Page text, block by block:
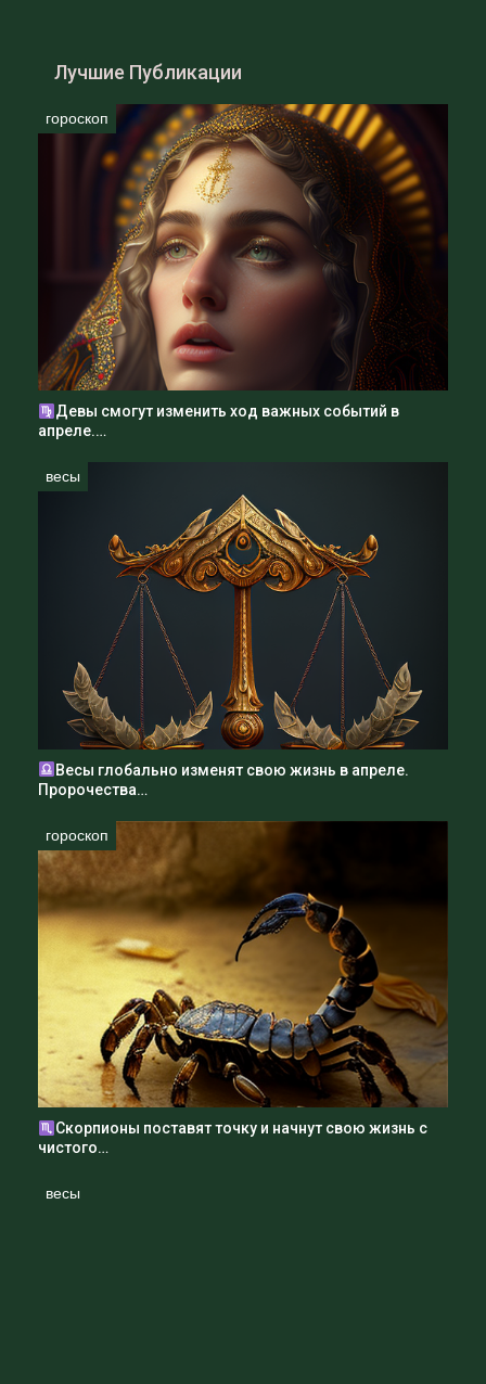
Важно отметить, что Ангел-хранитель не
является исключительным источником
помощи для Тельцов. Он предоставляет
руководство и поддержку, но их жизненный
опыт и усилия также играют важную роль в
достижении целей.
Тельцы должны работать над собой, развивать свои
навыки и таланты, чтобы использовать потенциал,
который предоставляет Ангел-хранитель.
Ангел-хранитель Анэль — это невидимая сила,
которая связана с Тельцами с момента их
их на путь к успеху, дает силу и мудрость в
трудные моменты, помогает находить равновесие
в жизни и достигать целей.
Ангел-хранитель помогает Тельцам раскрыть
свой потенциал, научиться использовать свои
сильные стороны и преодолевать слабости.
Благодаря Ангелу-хранителю, Тельцы обретают
уверенность в себе и своих действиях, что делает
их более успешными в жизни.
Но важно помнить, что Ангел-хранитель не
является единственным источником помощи и
поддержки в жизни.
Важно научиться самостоятельно принимать
решения и действовать в соответствии со своими
истинного успеха в жизни и стать счастливым.
Ангел-хранитель Анэль помогает Тельцам во
многих аспектах жизни, начиная от поддержки и
защиты от негативных влияний, и заканчивая
направлением на правильный путь в жизни,
помощью в здоровом образе жизни и принятии
верных решений.
Благодаря этому ангелу-хранителю, Тельцы могут
обрести уверенность в себе и своих действиях,
достигать своих целей и стать успешными в жизни. Но
важно помнить, что их собственный жизненный опыт и
усилия также играют важную роль в достижении успеха
и счастья.
Лучшие Публикации
гороскоп
Девы смогут изменить ход важных событий в
апреле.…
весы
Весы глобально изменят свою жизнь в апреле.
Пророчества…
гороскоп
Скорпионы поставят точку и начнут свою жизнь с
чистого…
весы